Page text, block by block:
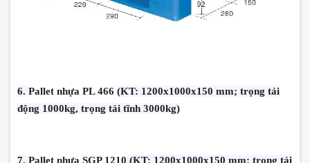
6. Pallet nhựa PL 466 (KT: 1200x1000x150 mm; trọng tải
động 1000kg, trọng tải tĩnh 3000kg)
7. Pallet nhựa SGP 1210 (KT: 1200x1000x150 mm; trọng tải